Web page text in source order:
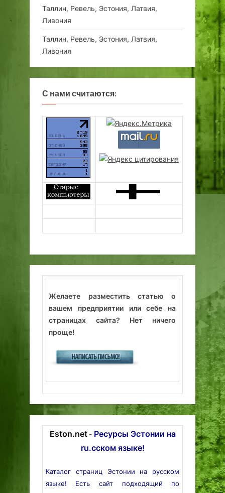
Таллин, Ревель, Эстония, Латвия,
Ливония
Таллин, Ревель, Эстония, Латвия,
Ливония
С нами считаются:
Желаете разместить статью о
вашем предприятии или себе на
страницах сайта? Нет ничего
проще!
Eston.net- Ресурсы Эстонии на
ru.сском языке!
Каталог страниц Эстонии на русском
языке! Есть сайт подходящий по